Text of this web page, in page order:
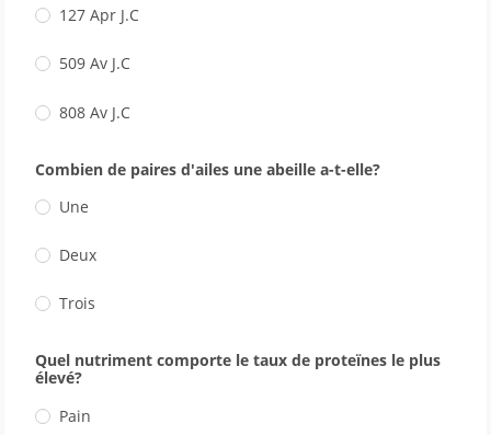
127 Apr J.C
509 Av J.C
808 Av J.C
Combien de paires d'ailes une abeille a-t-elle?
Une
Deux
Trois
Quel nutriment comporte le taux de proteïnes le plus
élevé?
Pain